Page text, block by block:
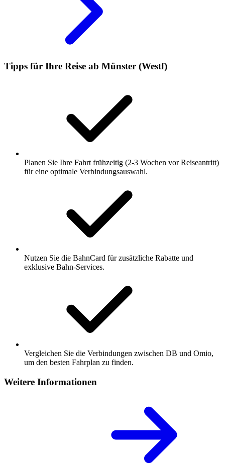
Tipps für Ihre Reise ab Münster (Westf)
Planen Sie Ihre Fahrt frühzeitig (2-3 Wochen vor Reiseantritt)
für eine optimale Verbindungsauswahl.
Nutzen Sie die BahnCard für zusätzliche Rabatte und
exklusive Bahn-Services.
Vergleichen Sie die Verbindungen zwischen DB und Omio,
um den besten Fahrplan zu finden.
Weitere Informationen